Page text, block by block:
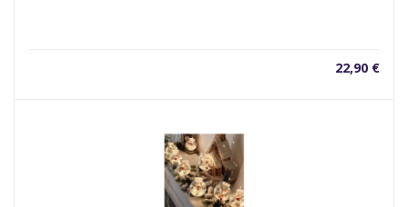
22,90 €